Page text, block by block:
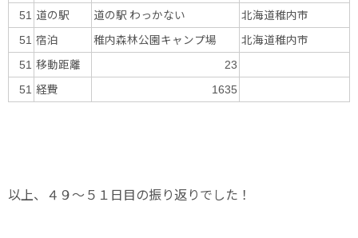
51 道の駅 道の駅 わっかない 北海道稚内市
51 宿泊 稚内森林公園キャンプ場 北海道稚内市
51 移動距離 23
51 経費 1635
以上、４９～５１日目の振り返りでした！